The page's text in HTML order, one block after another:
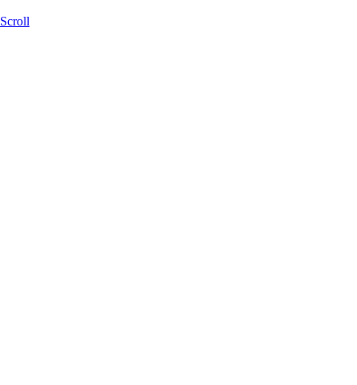
Scroll